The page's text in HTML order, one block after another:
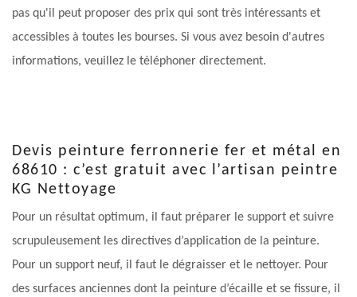
pas qu'il peut proposer des prix qui sont très intéressants et
accessibles à toutes les bourses. Si vous avez besoin d'autres
informations, veuillez le téléphoner directement.
Devis peinture ferronnerie fer et métal en
68610 : c’est gratuit avec l’artisan peintre
KG Nettoyage
Pour un résultat optimum, il faut préparer le support et suivre
scrupuleusement les directives d’application de la peinture.
Pour un support neuf, il faut le dégraisser et le nettoyer. Pour
des surfaces anciennes dont la peinture d’écaille et se fissure, il